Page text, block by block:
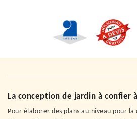
La conception de jardin à confier à
Pour élaborer des plans au niveau pour